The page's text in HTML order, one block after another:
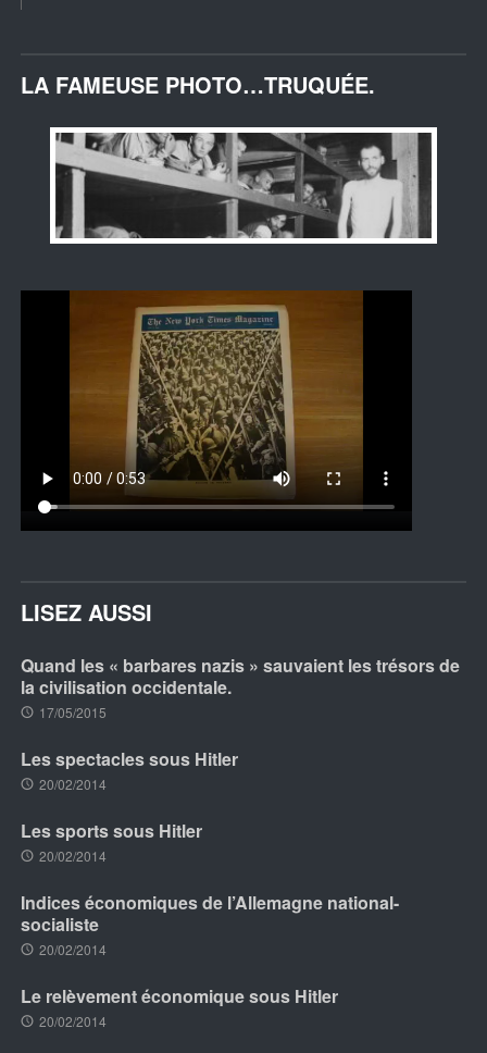
LA FAMEUSE PHOTO…TRUQUÉE.
LISEZ AUSSI
Quand les « barbares nazis » sauvaient les trésors de
la civilisation occidentale.
17/05/2015
Les spectacles sous Hitler
20/02/2014
Les sports sous Hitler
20/02/2014
Indices économiques de l’Allemagne national-
socialiste
20/02/2014
Le relèvement économique sous Hitler
20/02/2014